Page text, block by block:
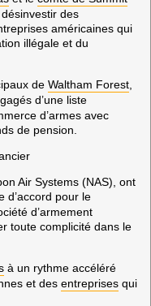
des
américaines qui
illégale et du
de Waltham Forest
d’une liste
d’armes avec
de pension.
Air Systems (NAS), ont
d’accord pour le
d’armement
toute complicité dans le
à un rythme accéléré
et des entreprises qui